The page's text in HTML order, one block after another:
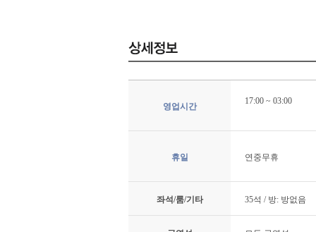
영업시간
17:00 ~ 03:00
휴일 연중무휴
좌석/룸/기타 35석 / 방: 방없음